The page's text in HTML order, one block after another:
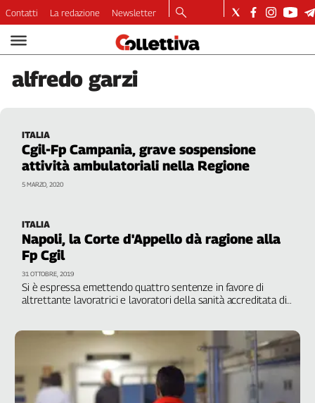
Video
Podcast
Dirette
Economia
Lavoro
Italia
Internazionale
Culture
Categorie
Filt
Fiom
Contatti La redazione Newsletter
alfredo garzi
ITALIA
Cgil-Fp Campania, grave sospensione
attività ambulatoriali nella Regione
5 MARZO, 2020
ITALIA
Napoli, la Corte d'Appello dà ragione alla
Fp Cgil
Si è espressa emettendo quattro sentenze in favore di
altrettante lavoratrici e lavoratori della sanità accreditata di
importi richiesti
31 OTTOBRE, 2019